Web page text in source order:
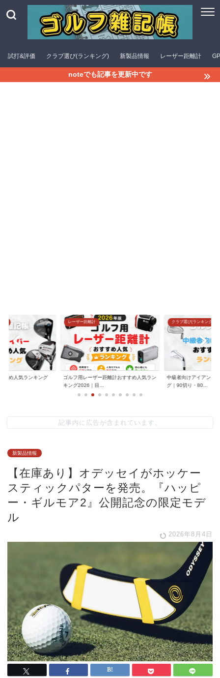
試打&評価 クラブ選び(ランキング) 新製品情報 レーザー距離計
noteでも記事を更新中です
すめ人気ランキング
レーザー距離計
ゴルフ用レーザー距離計おすすめ人気ラン
キング2026｜目...
クラブ選び(ランキング)
中級者向けアイアンお
グ｜90切り・80...
記事内に広告が含まれています。
新製品情報
【在庫あり】オデッセイがホッケー
スティックパターを発売。『ハッピ
ー・ギルモア2』公開記念の限定モデ
ル
2026年8月4日